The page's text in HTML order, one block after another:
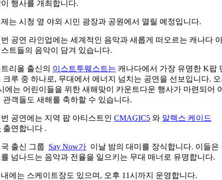
행사를 개최합니다.
는 시청 옆 야외 시민 광장과 공원에서 열릴 예정입니다.
공연 라인업에는 세계적인 음악과 새롭게 떠오르는 캐나다
트들의 음악이 담겨 있습니다.
리올 출신의 이스트투웨스트는 캐나다에서 가장 유명한 K팝
크루 중 하나로, 무대에서 에너지 넘치는 공연을 선보입니다.
에는 어린이들을 위한 새해맞이 카운트다운 행사가 마련되어
관객들도 새해를 축하할 수 있습니다.
공연에는 지역 팝 아티스트인 CMAGIC5와 알렉스 케이드
출연합니다 .
출신 그룹 Say Now가이날 밤의 대미를 장식합니다. 이들은
넘나드는 음악과 전율을 일으키는 무대 매너로 유명합니다.
에는 스케이트장도 있으며, 오후 11시까지 운영합니다.